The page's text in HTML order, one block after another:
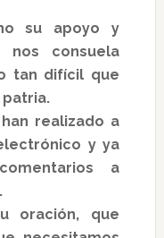
su apoyo y
nos consuela
tan difícil que
realizado a
y ya
a
oración, que